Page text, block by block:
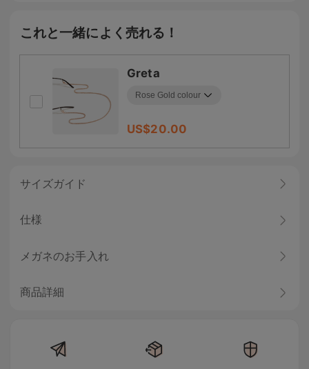
これと一緒によく売れる！
Greta
US$20.00
サイズガイド
仕様
メガネのお手入れ
商品詳細